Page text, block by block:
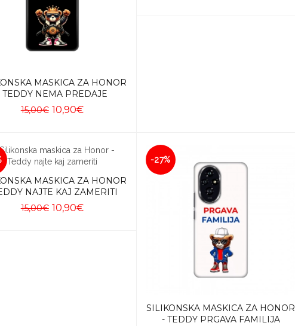
MASKICA ZA HONOR
TEDDY NEMA PREDAJE
15,00€ 10,90€
MASKICA ZA HONOR
NAJTE KAJ ZAMERITI
15,00€ 10,90€
-27%
SILIKONSKA MASKICA ZA HONOR
- TEDDY PRGAVA FAMILIJA